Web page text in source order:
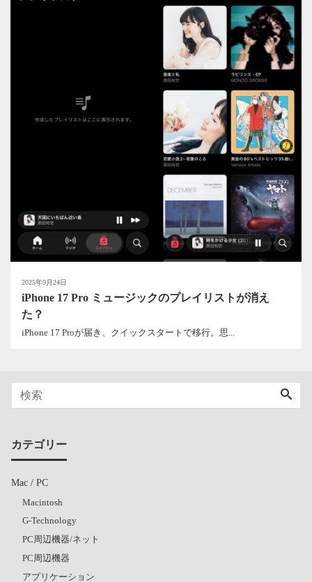
2025年9月24日
iPhone 17 Pro ミュージックのプレイリストが消え
た？
iPhone 17 Proが届き、クイックスタートで移行。思...
カテゴリー
Mac / PC
Macintosh
G-Technology
PC周辺機器/ネット
PC周辺機器
アプリケーション